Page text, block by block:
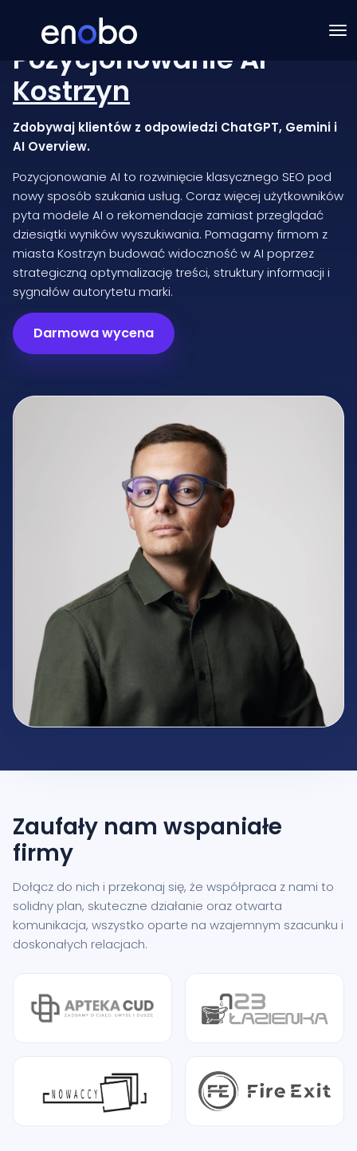
Pozycjonowanie AI
Kostrzyn
Zdobywaj klientów z odpowiedzi ChatGPT, Gemini i
AI Overview.
Pozycjonowanie AI to rozwinięcie klasycznego SEO pod
nowy sposób szukania usług. Coraz więcej użytkowników
pyta modele AI o rekomendacje zamiast przeglądać
dziesiątki wyników wyszukiwania. Pomagamy firmom z
miasta Kostrzyn budować widoczność w AI poprzez
strategiczną optymalizację treści, struktury informacji i
sygnałów autorytetu marki.
Darmowa wycena
Zaufały nam wspaniałe
firmy
Dołącz do nich i przekonaj się, że współpraca z nami to
solidny plan, skuteczne działanie oraz otwarta
komunikacja, wszystko oparte na wzajemnym szacunku i
doskonałych relacjach.